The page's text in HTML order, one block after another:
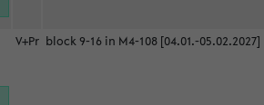
V+Pr block 9-16 in M4-108 [04.01.-05.02.2027]